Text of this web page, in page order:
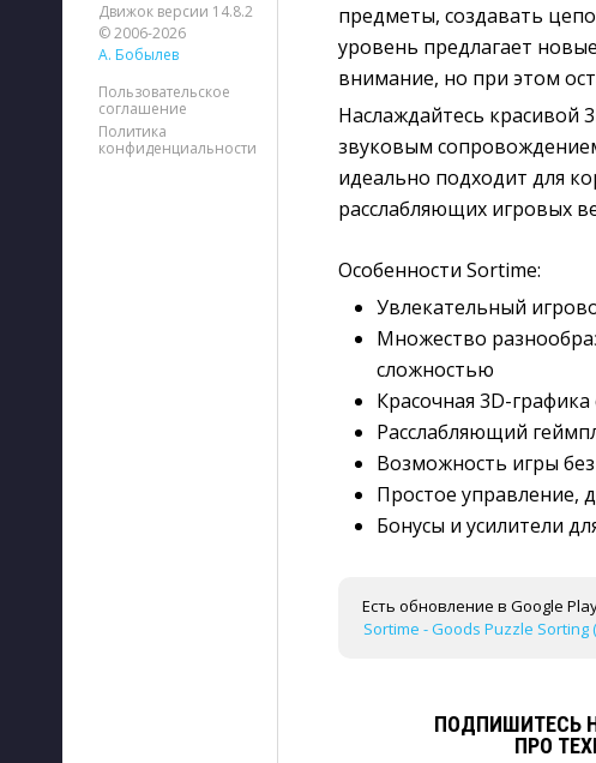
Движок версии 14.8.2
© 2006-2026
А. Бобылев
Пользовательское
соглашение
Политика
конфиденциальности
предметы, создавать
уровень предлагает
внимание, но при этом
Наслаждайтесь красивой
звуковым
идеально подходит для
расслабляющих игровых
Особенности Sortime:
Увлекательный
Множество
сложностью
Красочная 3D-
Расслабляющий
Возможность игры
Простое управление,
Бонусы и усилители
Есть обновление в Google
Sortime - Goods Puzzle Sorting
ПОДПИШИТЕСЬ
ПРО